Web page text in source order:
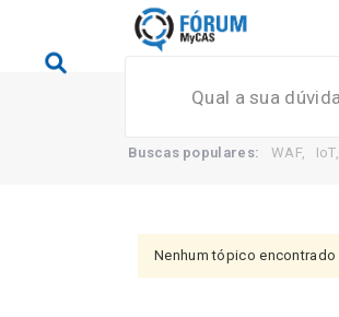
Buscas populares: WAF, IoT,
Nenhum tópico encontrado